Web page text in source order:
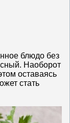
блюдо без
Наоборот
оставаясь
стать